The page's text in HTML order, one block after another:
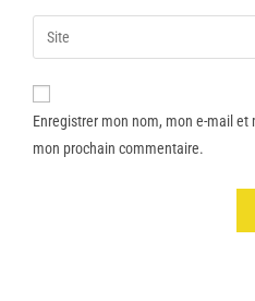
Enregistrer mon nom, mon e-mail
mon prochain commentaire.